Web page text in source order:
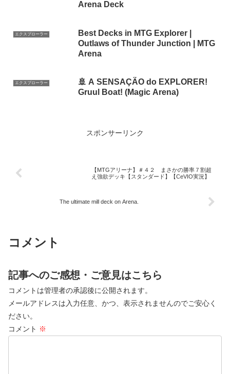
Arena Deck
エクスプローラー
Best Decks in MTG Explorer |
Outlaws of Thunder Junction | MTG
Arena
エクスプローラー
🚢 A SENSAÇÃO do EXPLORER!
Gruul Boat! (Magic Arena)
スポンサーリンク
【MTGアリーナ】＃４２ まさかの勝率７割超
え強欲デッキ【スタンダード】【CeVIO実況】
The ultimate mill deck on Arena.
コメント
記事へのご感想・ご意見はこちら
コメントは管理者の承認後に公開されます。
メールアドレスは入力任意、かつ、表示されませんのでご安心く
ださい。
コメント ※